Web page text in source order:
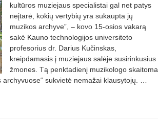
kultūros muziejaus specialistai gal net patys
neįtarė, kokių vertybių yra sukaupta jų
muzikos archyve”, – kovo 15-osios vakarą
sakė Kauno technologijos universiteto
profesorius dr. Darius Kučinskas,
kreipdamasis į muziejaus salėje susirinkusius
žmones. Tą penktadienį muzikologo skaitoma
sukvietė nemažai klausytojų. …